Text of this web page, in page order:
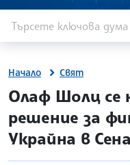
Начало Свят
site.bta
Олаф Шолц се
решение за
Украйна в